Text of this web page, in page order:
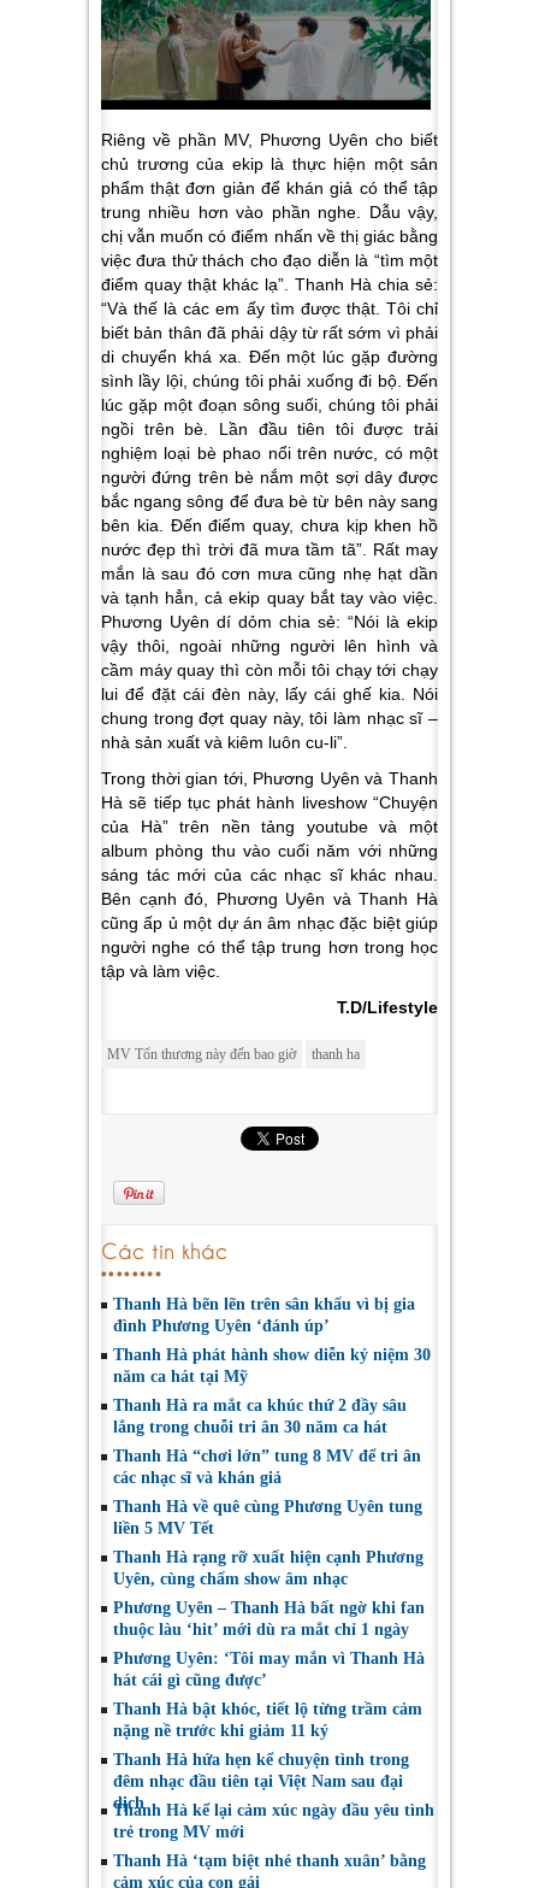
Riêng về phần MV, Phương Uyên cho biết
chủ trương của ekip là thực hiện một sản
phẩm thật đơn giản để khán giả có thể tập
trung nhiều hơn vào phần nghe. Dẫu vậy,
chị vẫn muốn có điểm nhấn về thị giác bằng
việc đưa thử thách cho đạo diễn là “tìm một
điểm quay thật khác lạ”. Thanh Hà chia sẻ:
“Và thế là các em ấy tìm được thật. Tôi chỉ
biết bản thân đã phải dậy từ rất sớm vì phải
di chuyển khá xa. Đến một lúc gặp đường
sình lầy lội, chúng tôi phải xuống đi bộ. Đến
lúc gặp một đoạn sông suối, chúng tôi phải
ngồi trên bè. Lần đầu tiên tôi được trải
nghiệm loại bè phao nổi trên nước, có một
người đứng trên bè nắm một sợi dây được
bắc ngang sông để đưa bè từ bên này sang
bên kia. Đến điểm quay, chưa kịp khen hồ
nước đẹp thì trời đã mưa tầm tã”. Rất may
mắn là sau đó cơn mưa cũng nhẹ hạt dần
và tạnh hẳn, cả ekip quay bắt tay vào việc.
Phương Uyên dí dỏm chia sẻ: “Nói là ekip
vậy thôi, ngoài những người lên hình và
cầm máy quay thì còn mỗi tôi chạy tới chạy
lui để đặt cái đèn này, lấy cái ghế kia. Nói
chung trong đợt quay này, tôi làm nhạc sĩ –
nhà sản xuất và kiêm luôn cu-li”.
Trong thời gian tới, Phương Uyên và Thanh
Hà sẽ tiếp tục phát hành liveshow “Chuyện
của Hà” trên nền tảng youtube và một
album phòng thu vào cuối năm với những
sáng tác mới của các nhạc sĩ khác nhau.
Bên cạnh đó, Phương Uyên và Thanh Hà
cũng ấp ủ một dự án âm nhạc đặc biệt giúp
người nghe có thể tập trung hơn trong học
tập và làm việc.
T.D/Lifestyle
MV Tổn thương này đến bao giờ thanh ha
Các tin khác
Thanh Hà bẽn lẽn trên sân khấu vì bị gia
đình Phương Uyên ‘đánh úp’
Thanh Hà phát hành show diễn kỷ niệm 30
năm ca hát tại Mỹ
Thanh Hà ra mắt ca khúc thứ 2 đầy sâu
lắng trong chuỗi tri ân 30 năm ca hát
Thanh Hà “chơi lớn” tung 8 MV để tri ân
các nhạc sĩ và khán giả
Thanh Hà về quê cùng Phương Uyên tung
liền 5 MV Tết
Thanh Hà rạng rỡ xuất hiện cạnh Phương
Uyên, cùng chấm show âm nhạc
Phương Uyên – Thanh Hà bất ngờ khi fan
thuộc làu ‘hit’ mới dù ra mắt chỉ 1 ngày
Phương Uyên: ‘Tôi may mắn vì Thanh Hà
hát cái gì cũng được’
Thanh Hà bật khóc, tiết lộ từng trầm cảm
nặng nề trước khi giảm 11 ký
Thanh Hà hứa hẹn kể chuyện tình trong
đêm nhạc đầu tiên tại Việt Nam sau đại
dịch
Thanh Hà kể lại cảm xúc ngày đầu yêu tình
trẻ trong MV mới
Thanh Hà ‘tạm biệt nhé thanh xuân’ bằng
cảm xúc của con gái